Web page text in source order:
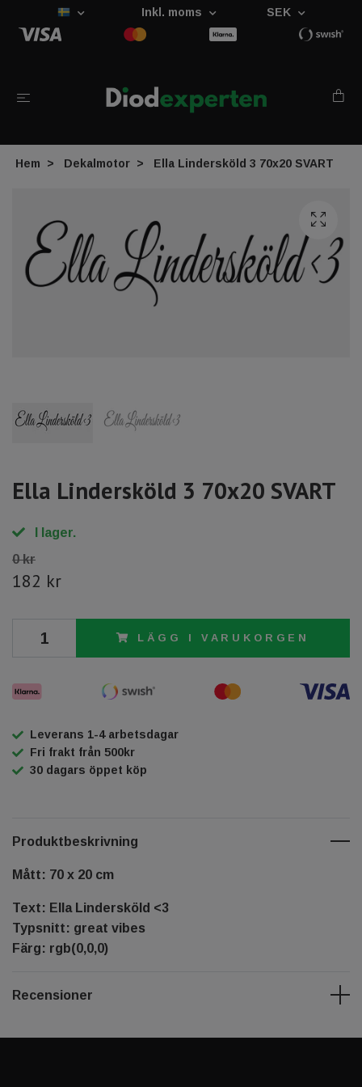
Inkl. moms SEK
Hem Dekalmotor Ella Lindersköld 3 70x20 SVART
Ella Lindersköld 3 70x20 SVART
I lager.
0 kr
182 kr
LÄGG I VARUKORGEN
Leverans 1-4 arbetsdagar
Fri frakt från 500kr
30 dagars öppet köp
Produktbeskrivning
Mått: 70 x 20 cm
Text: Ella Lindersköld <3
Typsnitt: great vibes
Färg: rgb(0,0,0)
Recensioner